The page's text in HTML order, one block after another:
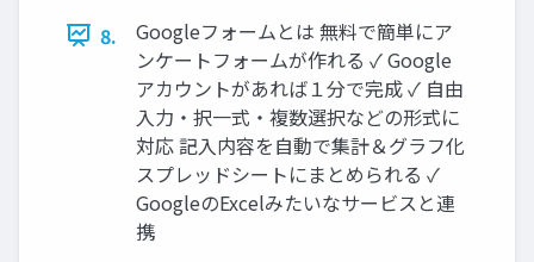
8.
Googleフォームとは 無料で簡単にア
ンケートフォームが作れる ✓ Google
アカウントがあれば１分で完成 ✓ 自由
入力・択一式・複数選択などの形式に
対応 記入内容を自動で集計＆グラフ化
スプレッドシートにまとめられる ✓
GoogleのExcelみたいなサービスと連
携